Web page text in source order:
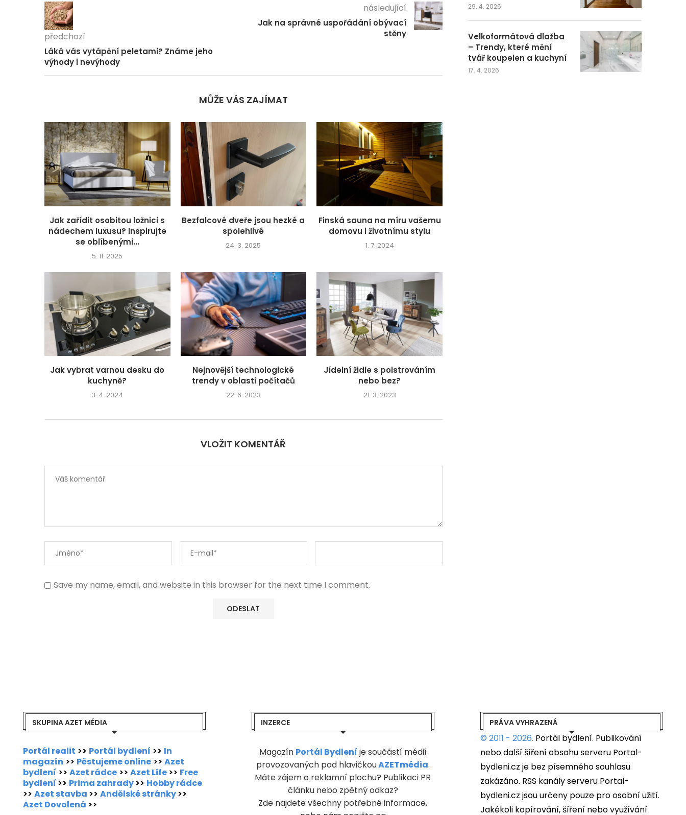
předchozí
Láká vás vytápění peletami? Známe jeho
výhody i nevýhody
následující
Jak na správné uspořádání obývací
stěny
MŮŽE VÁS ZAJÍMAT
Jak zařídit osobitou ložnici s
nádechem luxusu? Inspirujte
se oblíbenými...
5. 11. 2025
Bezfalcové dveře jsou hezké a
spolehlivé
24. 3. 2025
Finská sauna na míru vašemu
domovu i životnímu stylu
1. 7. 2024
Jak vybrat varnou desku do
kuchyně?
3. 4. 2024
Nejnovější technologické
trendy v oblasti počítačů
22. 6. 2023
Jídelní židle s polstrováním
nebo bez?
21. 3. 2023
VLOŽIT KOMENTÁŘ
Save my name, email, and website in this browser for the next time I comment.
29. 4. 2026
Velkoformátová dlažba
– Trendy, které mění
tvář koupelen a kuchyní
17. 4. 2026
SKUPINA AZET MÉDIA
Portál realit >> Portál bydlení >> In
magazín >> Pěstujeme online >> Azet
bydlení >> Azet rádce >> Azet Life>> Free
bydlení >> Prima zahrady>> Hobby rádce
>> Azet stavba >> Andělské stránky>>
Azet Dovolená >>
INZERCE
Magazín Portál Bydlení je součástí médií
provozovaných pod hlavičkouAZETmédia.
Máte zájem o reklamní plochu? Publikaci PR
článku nebo zpětný odkaz?
Zde najdete všechny potřebné informace,
PRÁVA VYHRAZENÁ
© 2011 - 2026. Portál bydlení. Publikování
nebo další šíření obsahu serveru Portal-
bydleni.cz je bez písemného souhlasu
zakázáno. RSS kanály serveru Portal-
bydleni.cz jsou určeny pouze pro osobní užití.
Jakékoli kopírování, šíření nebo využívání